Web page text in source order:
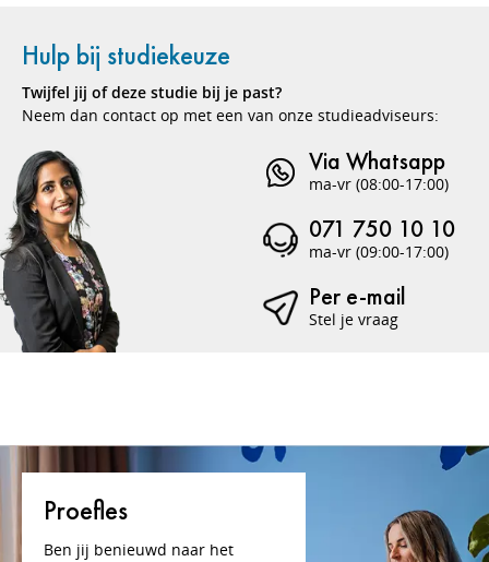
Hulp bij studiekeuze
Twijfel jij of deze studie bij je past?
Neem dan contact op met een van onze studieadviseurs:
Via Whatsapp
ma-vr (08:00-17:00)
071 750 10 10
ma-vr (09:00-17:00)
Per e-mail
Stel je vraag
Proefles
Ben jij benieuwd naar het